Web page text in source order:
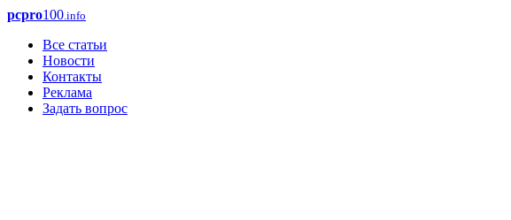
pcpro100.info
Все статьи
Новости
Контакты
Реклама
Задать вопрос